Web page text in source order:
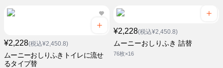
¥2,228(税込¥2,450.8)
ムーニーおしりふきトイレに流せ
るタイプ替
¥2,228(税込¥2,450.8)
ムーニーおしりふき 詰替
76枚×16